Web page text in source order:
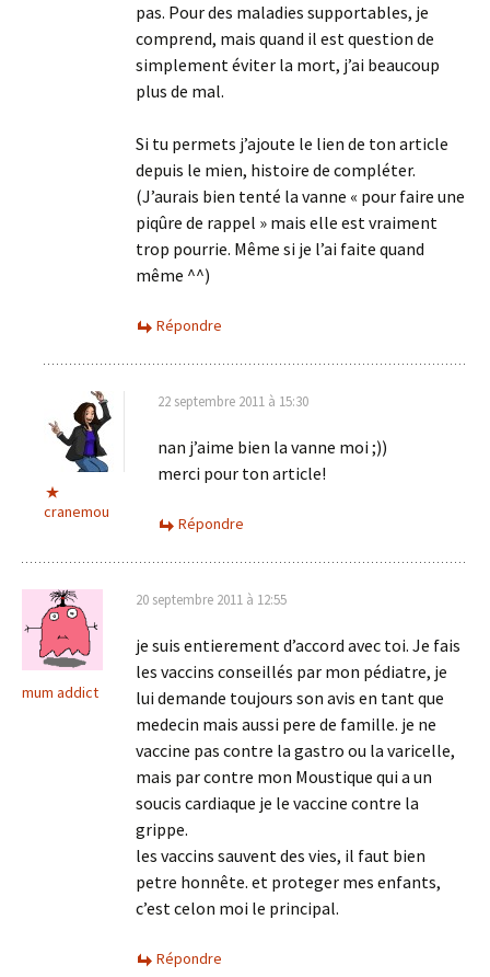
pas. Pour des maladies supportables, je
comprend, mais quand il est question de
simplement éviter la mort, j’ai beaucoup
plus de mal.
Si tu permets j’ajoute le lien de ton article
depuis le mien, histoire de compléter.
(J’aurais bien tenté la vanne « pour faire une
piqûre de rappel » mais elle est vraiment
trop pourrie. Même si je l’ai faite quand
même ^^)
Répondre
cranemou
22 septembre 2011 à 15:30
nan j’aime bien la vanne moi ;))
merci pour ton article!
Répondre
mum addict
20 septembre 2011 à 12:55
je suis entierement d’accord avec toi. Je fais
les vaccins conseillés par mon pédiatre, je
lui demande toujours son avis en tant que
medecin mais aussi pere de famille. je ne
vaccine pas contre la gastro ou la varicelle,
mais par contre mon Moustique qui a un
soucis cardiaque je le vaccine contre la
grippe.
les vaccins sauvent des vies, il faut bien
petre honnête. et proteger mes enfants,
c’est celon moi le principal.
Répondre